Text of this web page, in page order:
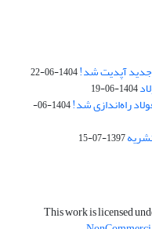
جدید آپدیت شد!1404-06-22
1404-06-19
راه‌اندازی شد!
1404-06-
1397-07-15
This work is licensed